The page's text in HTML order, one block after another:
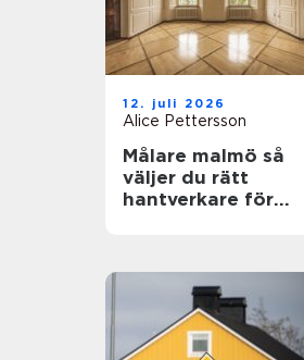
12. juli 2026
Alice Pettersson
Målare malmö så
väljer du rätt
hantverkare för